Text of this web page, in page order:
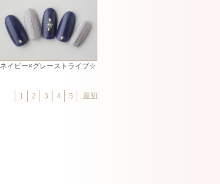
ネイビー×グレーストライプ☆
最初
1 2 3 4 5